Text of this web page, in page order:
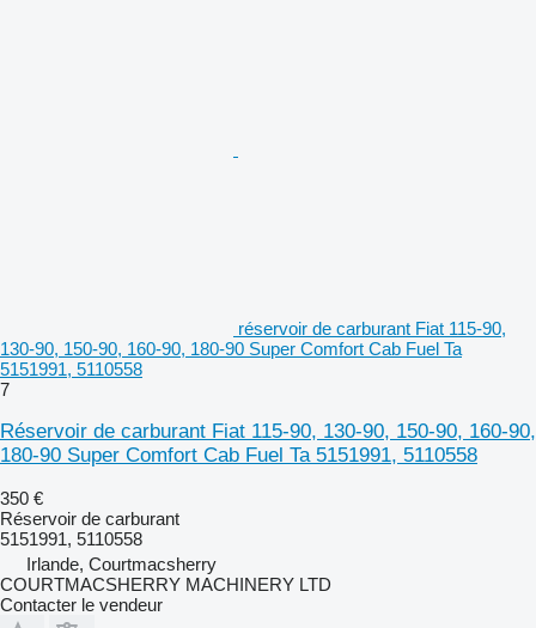
réservoir de carburant Fiat 115-90,
130-90, 150-90, 160-90, 180-90 Super Comfort Cab Fuel Ta
5151991, 5110558
7
Réservoir de carburant Fiat 115-90, 130-90, 150-90, 160-90,
180-90 Super Comfort Cab Fuel Ta 5151991, 5110558
350 €
Réservoir de carburant
5151991, 5110558
Irlande, Courtmacsherry
COURTMACSHERRY MACHINERY LTD
Contacter le vendeur